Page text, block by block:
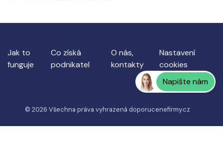
Jak to
funguje
Co získá
podnikatel
O nás,
kontakty
Nastavení
cookies
Napište nám
© 2026 Všechna práva vyhrazená doporucenefirmy.cz